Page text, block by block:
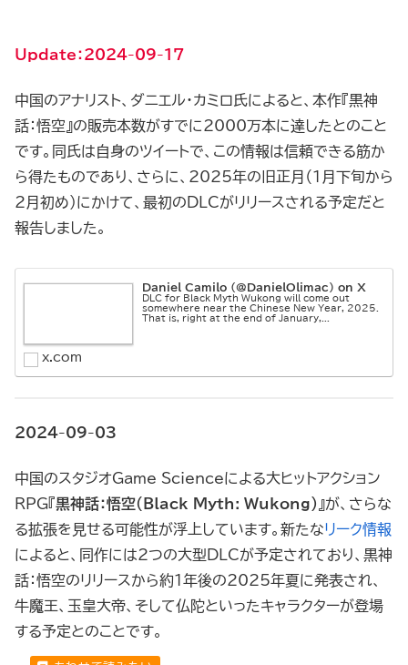
Update：2024-09-17
中国のアナリスト、ダニエル・カミロ氏によると、本作『黒神
話：悟空』の販売本数がすでに2000万本に達したとのこと
です。同氏は自身のツイートで、この情報は信頼できる筋か
ら得たものであり、さらに、2025年の旧正月（1月下旬から
2月初め）にかけて、最初のDLCがリリースされる予定だと
報告しました。
Daniel Camilo (@DanielOlimac) on X
DLC for Black Myth Wukong will come out
somewhere near the Chinese New Year, 2025.
That is, right at the end of January,...
x.com
2024-09-03
中国のスタジオGame Scienceによる大ヒットアクション
RPG『黒神話：悟空（Black Myth: Wukong） 』が、さらな
る拡張を見せる可能性が浮上しています。新たなリーク情報
によると、同作には2つの大型DLCが予定されており、黒神
話：悟空のリリースから約1年後の2025年夏に発表され、
牛魔王、玉皇大帝、そして仏陀といったキャラクターが登場
する予定とのことです。